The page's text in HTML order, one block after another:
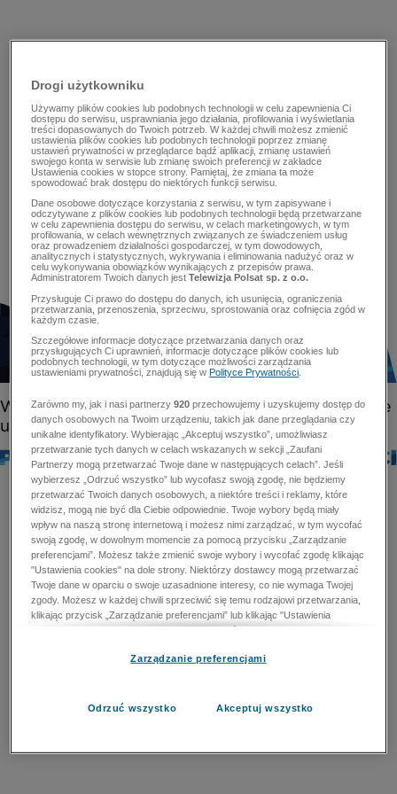
Drogi użytkowniku
Używamy plików cookies lub podobnych technologii w celu zapewnienia Ci
dostępu do serwisu, usprawniania jego działania, profilowania i wyświetlania
treści dopasowanych do Twoich potrzeb. W każdej chwili możesz zmienić
ustawienia plików cookies lub podobnych technologii poprzez zmianę
ustawień prywatności w przeglądarce bądź aplikacji, zmianę ustawień
swojego konta w serwisie lub zmianę swoich preferencji w zakładce
Ustawienia cookies w stopce strony. Pamiętaj, że zmiana ta może
spowodować brak dostępu do niektórych funkcji serwisu.
Dane osobowe dotyczące korzystania z serwisu, w tym zapisywane i
odczytywane z plików cookies lub podobnych technologii będą przetwarzane
w celu zapewnienia dostępu do serwisu, w celach marketingowych, w tym
profilowania, w celach wewnętrznych związanych ze świadczeniem usług
oraz prowadzeniem działalności gospodarczej, w tym dowodowych,
analitycznych i statystycznych, wykrywania i eliminowania nadużyć oraz w
celu wykonywania obowiązków wynikających z przepisów prawa.
Administratorem Twoich danych jestTelewizja Polsat sp. z o.o.
Przysługuje Ci prawo do dostępu do danych, ich usunięcia, ograniczenia
przetwarzania, przenoszenia, sprzeciwu, sprostowania oraz cofnięcia zgód w
każdym czasie.
Szczegółowe informacje dotyczące przetwarzania danych oraz
przysługujących Ci uprawnień, informacje dotyczące plików cookies lub
podobnych technologii, w tym dotyczące możliwości zarządzania
ustawieniami prywatności, znajdują się wPolityce Prywatności
Zarówno my, jak i nasi partnerzy920 przechowujemy i uzyskujemy dostęp do
danych osobowych na Twoim urządzeniu, takich jak dane przeglądania czy
unikalne identyfikatory. Wybierając „Akceptuj wszystko”, umożliwiasz
przetwarzanie tych danych w celach wskazanych w sekcji „Zaufani
Partnerzy mogą przetwarzać Twoje dane w następujących celach”. Jeśli
wybierzesz „Odrzuć wszystko” lub wycofasz swoją zgodę, nie będziemy
przetwarzać Twoich danych osobowych, a niektóre treści i reklamy, które
widzisz, mogą nie być dla Ciebie odpowiednie. Twoje wybory będą miały
wpływ na naszą stronę internetową i możesz nimi zarządzać, w tym wycofać
swoją zgodę, w dowolnym momencie za pomocą przycisku „Zarządzanie
preferencjami”. Możesz także zmienić swoje wybory i wycofać zgodę klikając
"Ustawienia cookies" na dole strony. Niektórzy dostawcy mogą przetwarzać
Twoje dane w oparciu o swoje uzasadnione interesy, co nie wymaga Twojej
zgody. Możesz w każdej chwili sprzeciwić się temu rodzajowi przetwarzania,
klikając przycisk „Zarządzanie preferencjami” lub klikając "Ustawienia
cookies" na dole strony. Nie możesz sprzeciwić się przetwarzaniu przez
zapobiegania oszustwom i naprawiania błędów, a w tym celu mogą zostać
przetwarzaniu danych osobowych w celu dostarczania i prezentacji reklam i
Zarządzanie preferencjami
Odrzuć wszystko Akceptuj wszystko